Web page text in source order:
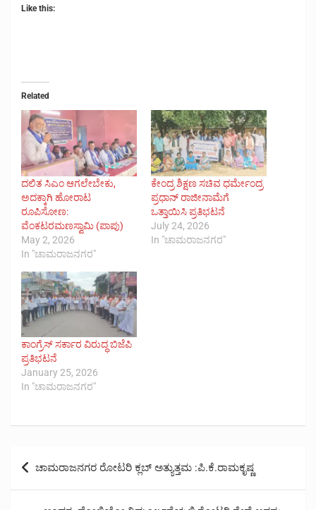
Like this:
Related
ದಲಿತ ಸಿಎಂ ಆಗಲೇಬೇಕು,
ಅದಕ್ಕಾಗಿ ಹೋರಾಟ
ರೂಪಿಸೋಣ:
ವೆಂಕಟರಮಣಸ್ವಾಮಿ (ಪಾಪು)
May 2, 2026
In "ಚಾಮರಾಜನಗರ"
ಕೇಂದ್ರ ಶಿಕ್ಷಣ ಸಚಿವ ಧರ್ಮೇಂದ್ರ
ಪ್ರಧಾನ್ ರಾಜೀನಾಮೆಗೆ
ಒತ್ತಾಯಿಸಿ ಪ್ರತಿಭಟನೆ
July 24, 2026
In "ಚಾಮರಾಜನಗರ"
ಕಾಂಗ್ರೆಸ್‌ ಸರ್ಕಾರ ವಿರುದ್ಧ ಬಿಜೆಪಿ
ಪ್ರತಿಭಟನೆ
January 25, 2026
In "ಚಾಮರಾಜನಗರ"
Post
navigation
ಚಾಮರಾಜನಗರ ರೋಟರಿ ಕ್ಲಬ್ ಅತ್ಯುತ್ತಮ :ಪಿ.ಕೆ.ರಾಮಕೃಷ್ಣ